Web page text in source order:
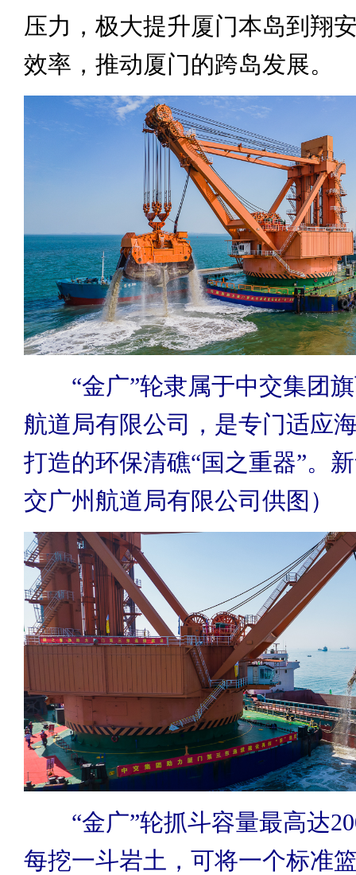
压力，极大提升厦门本岛到翔
效率，推动厦门的跨岛发展。
“金广”轮隶属于中交集团
航道局有限公司，是专门适应
打造的环保清礁“国之重器”。
交广州航道局有限公司供图）
“金广”轮抓斗容量最高达
每挖一斗岩土，可将一个标准